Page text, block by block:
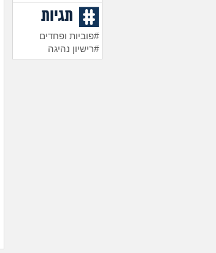
תגיות
#פוביות ופחדים
#רישיון נהיגה